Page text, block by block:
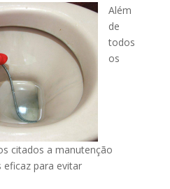
Além
de
todos
os
citados a manutenção
para evitar